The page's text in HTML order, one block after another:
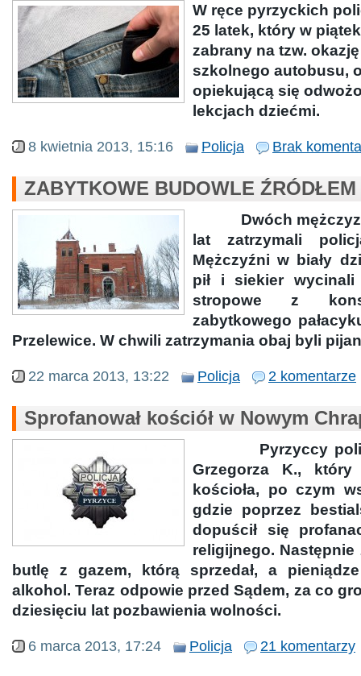
W ręce pyrzyckich
25 latek, który w
zabrany na tzw.
szkolnego autobusu,
opiekującą się
lekcjach dziećmi.
8 kwietnia 2013, 15:16 Policja Brak
ZABYTKOWE BUDOWLE ŹRÓDŁEM
Dwóch
lat zatrzymali
Mężczyźni w biały
pił i siekier wycinali
stropowe z
zabytkowego
Przelewice. W chwili zatrzymania obaj byli
22 marca 2013, 13:22 Policja 2 komentarze
Sprofanował kościół w Nowym
Pyrzyccy
Grzegorza K., który
kościoła, po czym
gdzie poprzez
dopuścił się
religijnego. Następnie
butlę z gazem, którą sprzedał, a
alkohol. Teraz odpowie przed Sądem, za co
dziesięciu lat pozbawienia wolności.
6 marca 2013, 17:24 Policja 21 komentarzy